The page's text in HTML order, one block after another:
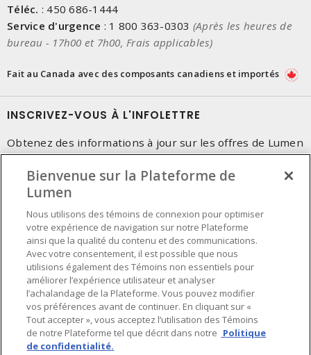
Téléc. : 450 686-1444
Service d'urgence : 1 800 363-0303 (Après les heures de
bureau - 17h00 et 7h00, Frais applicables)
Fait au Canada avec des composants canadiens et importés
INSCRIVEZ-VOUS À L'INFOLETTRE
Obtenez des informations à jour sur les offres de Lumen
Préférences en matière de cookies
Bienvenue sur la Plateforme de
Lumen
Nous utilisons des témoins de connexion pour optimiser
votre expérience de navigation sur notre Plateforme
ainsi que la qualité du contenu et des communications.
Avec votre consentement, il est possible que nous
utilisions également des Témoins non essentiels pour
améliorer l’expérience utilisateur et analyser
l’achalandage de la Plateforme. Vous pouvez modifier
vos préférences avant de continuer. En cliquant sur «
Tout accepter », vous acceptez l’utilisation des Témoins
de notre Plateforme tel que décrit dans notre Politique
de confidentialité.